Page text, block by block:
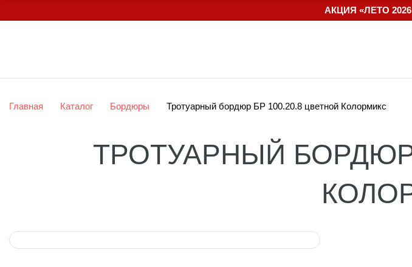
АКЦИЯ «ЛЕТО 2026
Главная Каталог Бордюры Тротуарный бордюр БР 100.20.8 цветной Колормикс
ТРОТУАРНЫЙ